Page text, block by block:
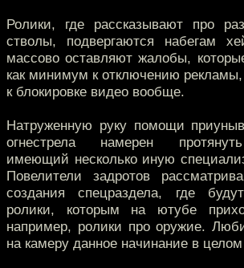
Ролики, где рассказывают про
стволы, подвергаются набегам
массово оставляют жалобы,
как минимум к отключению
к блокировке видео вообще.
Натруженную руку помощи
огнестрела намерен
имеющий несколько иную
Повелители задротов
создания спецраздела, где
ролики, которым на ютубе
например, ролики про оружие.
на камеру данное начинание в